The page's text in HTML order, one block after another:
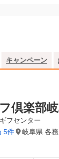
キャンペーン
倶楽部
フセンター
5件 岐阜県 各